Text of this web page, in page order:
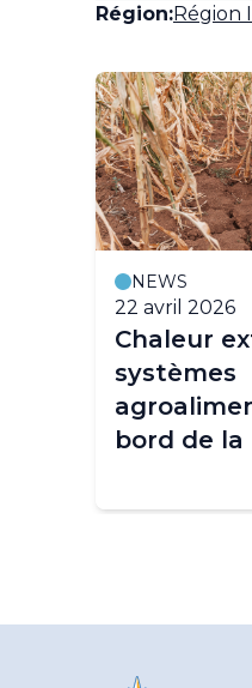
Région:Région
NEWS
22 avril 2026
Chaleur
systèmes
bord de